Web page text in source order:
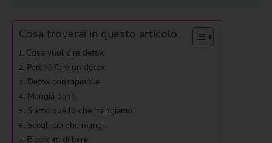
Cosa troverai in questo articolo
Cosa vuol dire detox
Perché fare un detox
Detox consapevole
Mangia bene
Siamo quello che mangiamo
Scegli ciò che mangi